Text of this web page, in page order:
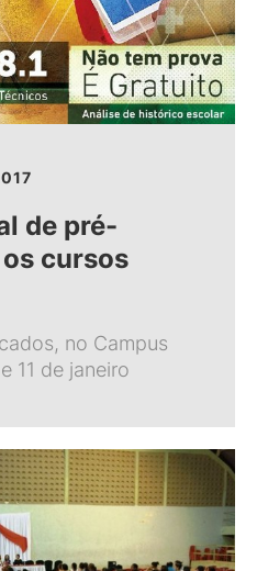
de pré-
cursos
no Campus
11 de janeiro